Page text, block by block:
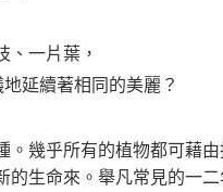
、一片葉，
延續著相同的美麗？
。幾乎所有的植物都可藉
生命來。舉凡常見的一